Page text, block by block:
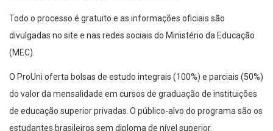
Todo o processo é gratuito e as informações oficiais são
divulgadas no site e nas redes sociais do Ministério da Educação
(MEC).
O ProUni oferta bolsas de estudo integrais (100%) e parciais (50%)
do valor da mensalidade em cursos de graduação de instituições
de educação superior privadas. O público-alvo do programa são os
estudantes brasileiros sem diploma de nível superior.